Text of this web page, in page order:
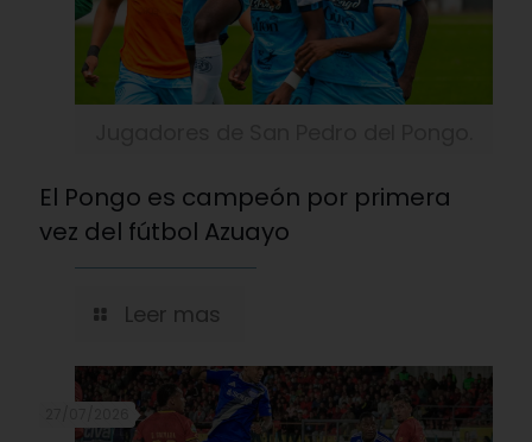
El Pongo es campeón por primera
vez del fútbol Azuayo
Leer mas